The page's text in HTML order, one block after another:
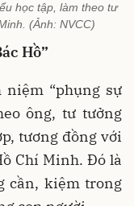
học tập, làm theo tư
(Ảnh: NVCC)
Hồ”
niệm “phụng sự
ông, tư tưởng
tương đồng với
Chí Minh. Đó là
cần, kiệm trong